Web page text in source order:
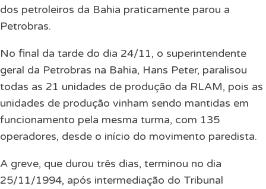
dos petroleiros da Bahia praticamente parou a
Petrobras.
No final da tarde do dia 24/11, o superintendente
geral da Petrobras na Bahia, Hans Peter, paralisou
todas as 21 unidades de produção da RLAM, pois as
unidades de produção vinham sendo mantidas em
funcionamento pela mesma turma, com 135
operadores, desde o início do movimento paredista.
A greve, que durou três dias, terminou no dia
25/11/1994, após intermediação do Tribunal